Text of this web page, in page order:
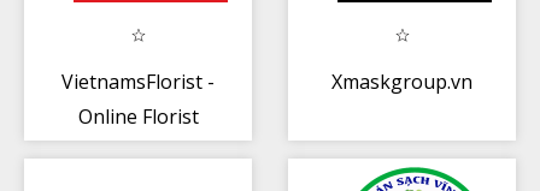
VietnamsFlorist -
Online Florist
Xmaskgroup.vn